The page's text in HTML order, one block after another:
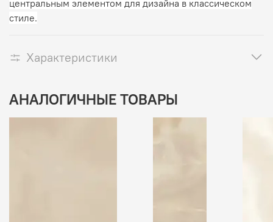
центральным элементом для дизайна в классическом
стиле.
Характеристики
АНАЛОГИЧНЫЕ ТОВАРЫ